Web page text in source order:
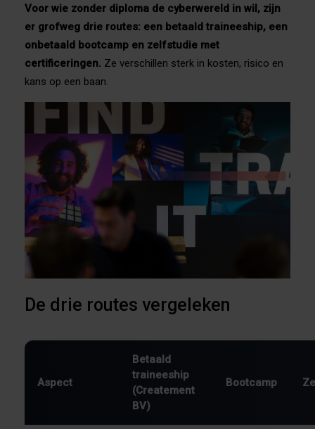
Voor wie zonder diploma de cyberwereld in wil, zijn
er grofweg drie routes: een betaald traineeship, een
onbetaald bootcamp en zelfstudie met
certificeringen. Ze verschillen sterk in kosten, risico en
kans op een baan.
De drie routes vergeleken
Aspect
Betaald
traineeship
(Createment
BV)
Bootcamp